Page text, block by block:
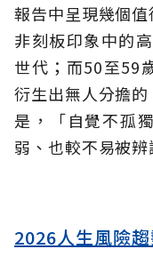
報告中呈現幾個
非刻板印象中的
世代；而50至59
衍生出無人分擔
是，「自覺不孤
弱、也較不易被辨
2026人生風險